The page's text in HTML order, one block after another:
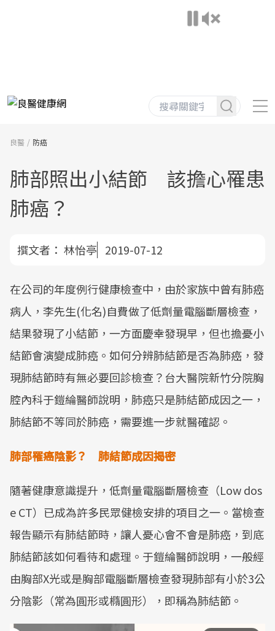
良醫 防癌
肺部照出小結節 該擔心罹患
肺癌？
撰文者： 林怡亭 2019-07-12
在公司的年度例行健康檢查中，由於家族中曾有肺癌
病人，李先生(化名)自費做了低劑量電腦斷層檢查，
結果發現了小結節，一方面慶幸發現早，但也擔憂小
結節會演變成肺癌。如何分辨肺結節是否為肺癌，發
現肺結節時有無必要回診檢查？台大醫院新竹分院胸
腔內科于鎧綸醫師說明，肺癌只是肺結節成因之一，
肺結節不等同於肺癌，需要進一步就醫確認。
肺部罹癌陰影？ 肺結節成因揭密
隨著健康意識提升，低劑量電腦斷層檢查（Low dos
e CT）已成為許多民眾健檢安排的項目之一。當檢查
報告顯示有肺結節時，讓人憂心會不會是肺癌，到底
肺結節該如何看待和處理。于鎧綸醫師說明，一般經
由胸部X光或是胸部電腦斷層檢查發現肺部有小於3公
分陰影（常為圓形或橢圓形），即稱為肺結節。